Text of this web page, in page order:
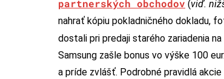
partnerských obchodov (viď.
nahrať kópiu pokladničného dokladu,
dostali pri predaji starého zariadenia
Samsung zašle bonus vo výške 100
a príde zvlášť. Podrobné pravidlá